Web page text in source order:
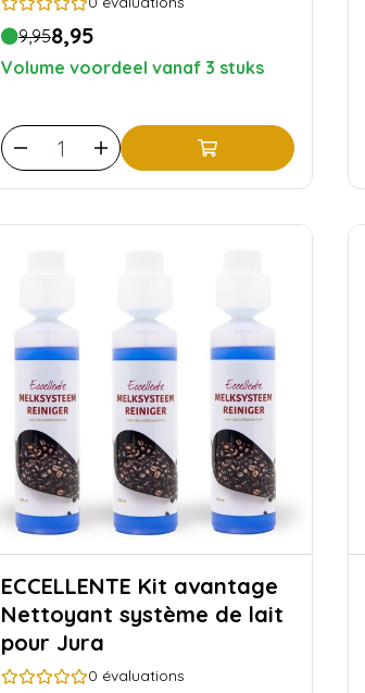
9,958,95
Volume voordeel vanaf 3 stuks
ECCELLENTE Kit avantage
Nettoyant système de lait
pour Jura
0 évaluations